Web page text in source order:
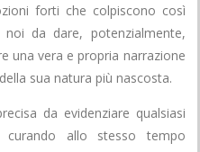
forti che colpiscono così
da dare, potenzialmente,
una vera e propria narrazione
sua natura più nascosta.
da evidenziare qualsiasi
allo stesso tempo